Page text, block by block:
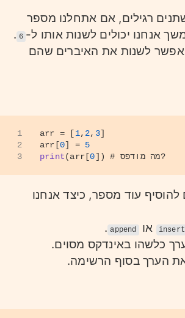
5
6
7
print(arrNames[0] + " " +
print(f"Number of
רגילים, אם אתחלנו מספר
אנחנו יכולים לשנות אותו ל- 6
.
לשנות את האיברים שהם
1
2
3
arr = [1, 2, 3]
arr[0] = 5
print(arr[0]) # מה מודפס?
להוסיף עוד מספר, כיצד אנחנו
insert או append
.
כלשהו באינדקס מסוים.
הערך בסוף הרשימה.